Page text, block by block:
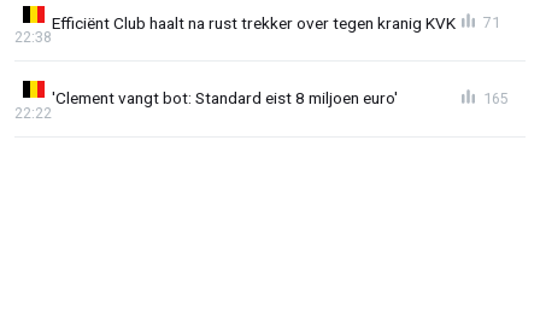
Efficiënt Club haalt na rust trekker over tegen kranig KVK
22:38
71
'Clement vangt bot: Standard eist 8 miljoen euro'
22:22
165